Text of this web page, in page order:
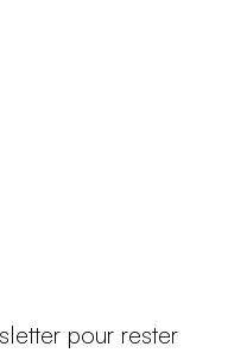
pour rester